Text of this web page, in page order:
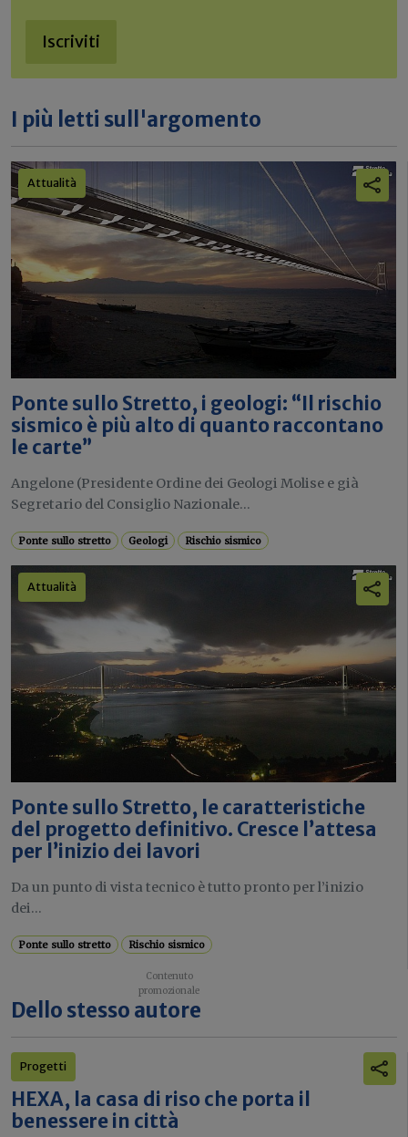
Iscriviti
I più letti sull'argomento
Attualità
Ponte sullo Stretto, i geologi: “Il rischio
sismico è più alto di quanto raccontano
le carte”
Angelone (Presidente Ordine dei Geologi Molise e già
Segretario del Consiglio Nazionale...
Ponte sullo stretto Geologi Rischio sismico
Attualità
Ponte sullo Stretto, le caratteristiche
del progetto definitivo. Cresce l’attesa
per l’inizio dei lavori
Da un punto di vista tecnico è tutto pronto per l’inizio
dei...
Ponte sullo stretto Rischio sismico
Dello stesso autore
Progetti
HEXA, la casa di riso che porta il
benessere in città